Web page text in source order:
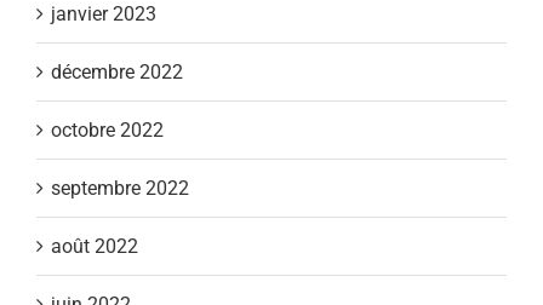
janvier 2023
décembre 2022
octobre 2022
septembre 2022
août 2022